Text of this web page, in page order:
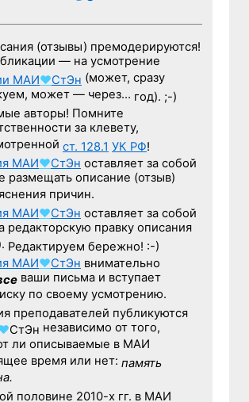
(отзывы) премодерируются!
— на усмотрение
МАИ♥СтЭн (может, сразу
может — через… год). ;-)
авторы! Помните
за клевету,
ст. 128.1 УК РФ!
МАИ♥СтЭн оставляет за собой
размещать описание (отзыв)
причин.
МАИ♥СтЭн оставляет за собой
редакторскую правку описания
Редактируем бережно! :-)
МАИ♥СтЭн внимательно
ваши письма и вступает
по своему усмотрению.
преподавателей публикуются
СтЭн независимо от того,
ли описываемые в МАИ
время или нет: память
половине 2010-х гг. в МАИ